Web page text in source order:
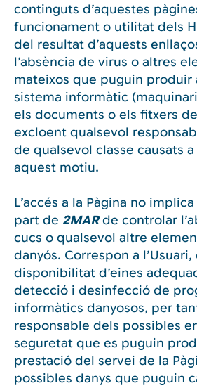
continguts d’aquestes
funcionament o utilitat dels
del resultat d’aquests
l’absència de virus o altres
mateixos que puguin produir
sistema informàtic
els documents o els fitxers de
excloent qualsevol
de qualsevol classe causats a
aquest motiu.
L’accés a la Pàgina no
part de 2MARde controlar
cucs o qualsevol altre
danyós. Correspon a
disponibilitat d’eines
detecció i desinfecció de
informàtics danyosos, per
responsable dels possibles
seguretat que es puguin
prestació del servei de la
possibles danys que puguin